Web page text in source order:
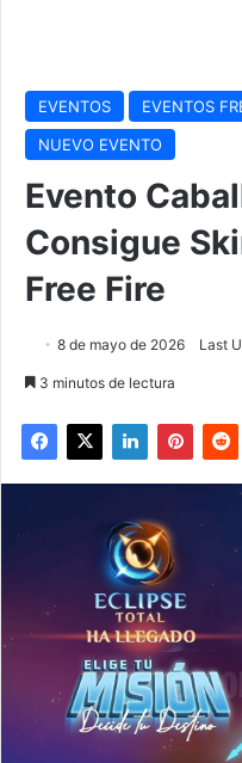
EVENTOS EVENTOS
NUEVO EVENTO
Evento
Consigue
Free Fire
8 de mayo de 2026 Last
3 minutos de lectura